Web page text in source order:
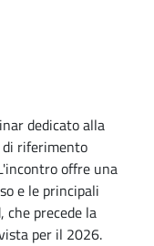
dedicato alla
riferimento
offre una
e le principali
precede la
per il 2026.